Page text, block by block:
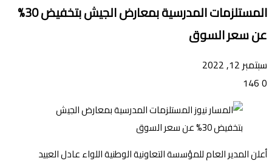
المستلزمات المدرسية بمعارض الجيش بتخفيض 30%
عن سعر السوق
سبتمبر 12, 2022
0
أعلن المدير العام للمؤسسة التعاونية الوطنية اللواء عادل العبيد